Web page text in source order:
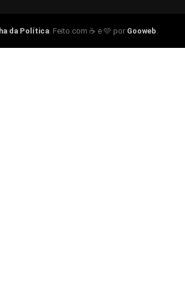
da Política. Feito com ☕ e 🩵 por Gooweb.